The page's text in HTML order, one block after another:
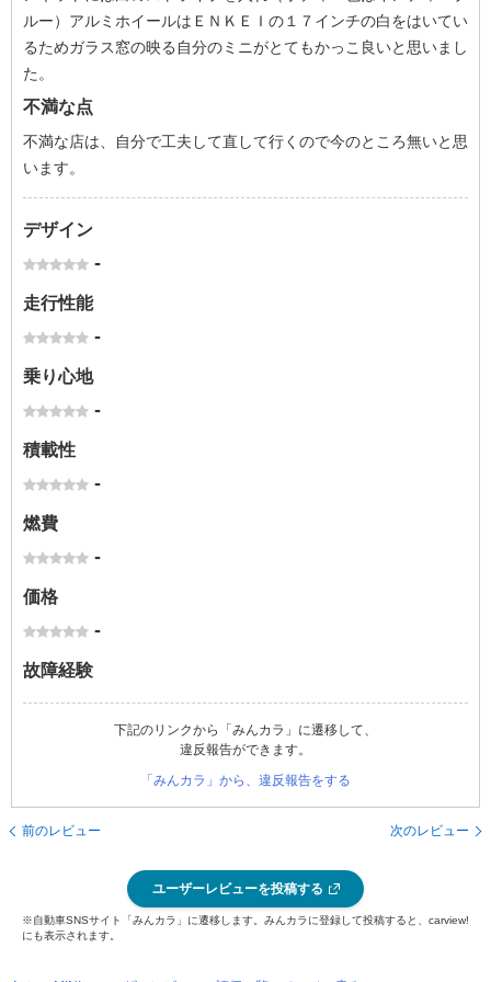
ルー）アルミホイールはＥＮＫＥＩの１７インチの白をはいてい
るためガラス窓の映る自分のミニがとてもかっこ良いと思いまし
た。
不満な点
不満な店は、自分で工夫して直して行くので今のところ無いと思
います。
デザイン
-
走行性能
-
乗り心地
-
積載性
-
燃費
-
価格
-
故障経験
下記のリンクから「みんカラ」に遷移して、
違反報告ができます。
「みんカラ」から、違反報告をする
前のレビュー 次のレビュー
ユーザーレビューを投稿する
※自動車SNSサイト「みんカラ」に遷移します。みんカラに登録して投稿すると、carview!
にも表示されます。